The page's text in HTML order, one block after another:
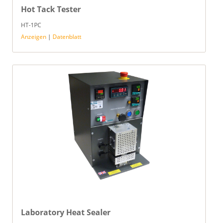
Hot Tack Tester
HT-1PC
Anzeigen | Datenblatt
Laboratory Heat Sealer